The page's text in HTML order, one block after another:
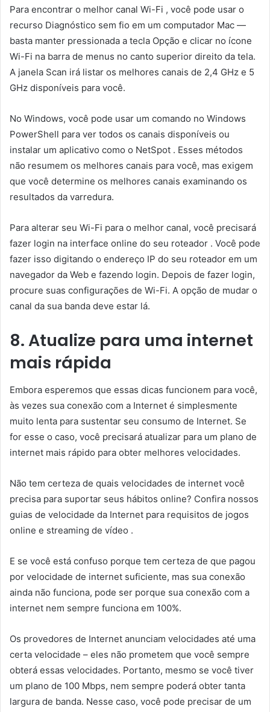
Para encontrar o melhor canal Wi-Fi , você pode usar o
recurso Diagnóstico sem fio em um computador Mac —
basta manter pressionada a tecla Opção e clicar no ícone
Wi-Fi na barra de menus no canto superior direito da tela.
A janela Scan irá listar os melhores canais de 2,4 GHz e 5
GHz disponíveis para você.
No Windows, você pode usar um comando no Windows
PowerShell para ver todos os canais disponíveis ou
instalar um aplicativo como o NetSpot . Esses métodos
não resumem os melhores canais para você, mas exigem
que você determine os melhores canais examinando os
resultados da varredura.
Para alterar seu Wi-Fi para o melhor canal, você precisará
fazer login na interface online do seu roteador . Você pode
fazer isso digitando o endereço IP do seu roteador em um
navegador da Web e fazendo login. Depois de fazer login,
procure suas configurações de Wi-Fi. A opção de mudar o
canal da sua banda deve estar lá.
8. Atualize para uma internet
mais rápida
Embora esperemos que essas dicas funcionem para você,
às vezes sua conexão com a Internet é simplesmente
muito lenta para sustentar seu consumo de Internet. Se
for esse o caso, você precisará atualizar para um plano de
internet mais rápido para obter melhores velocidades.
Não tem certeza de quais velocidades de internet você
precisa para suportar seus hábitos online? Confira nossos
guias de velocidade da Internet para requisitos de jogos
online e streaming de vídeo .
E se você está confuso porque tem certeza de que pagou
por velocidade de internet suficiente, mas sua conexão
ainda não funciona, pode ser porque sua conexão com a
internet nem sempre funciona em 100%.
Os provedores de Internet anunciam velocidades até uma
certa velocidade – eles não prometem que você sempre
obterá essas velocidades. Portanto, mesmo se você tiver
um plano de 100 Mbps, nem sempre poderá obter tanta
largura de banda. Nesse caso, você pode precisar de um